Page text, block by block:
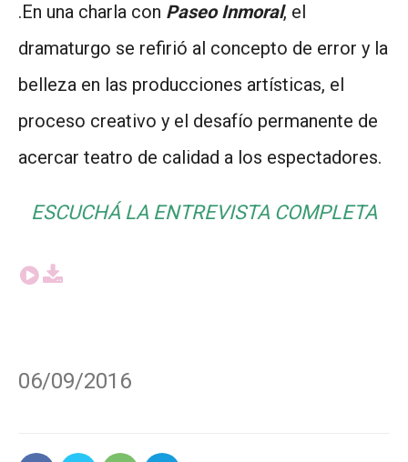
.En una charla con Paseo Inmoral, el
dramaturgo se refirió al concepto de error y la
belleza en las producciones artísticas, el
proceso creativo y el desafío permanente de
acercar teatro de calidad a los espectadores.
ESCUCHÁ LA ENTREVISTA COMPLETA
06/09/2016